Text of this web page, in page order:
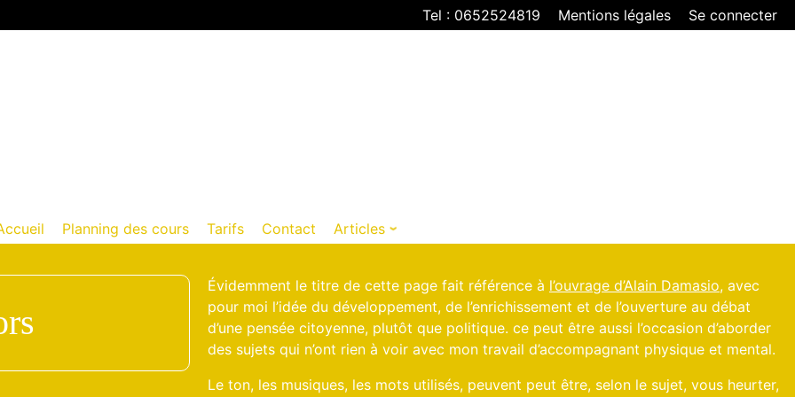
Tel : 0652524819 Mentions légales Se connecter
Planning des cours Tarifs Contact Articles
Évidemment le titre de cette page fait référence à l’ouvrage d’Alain Damasio, avec
pour moi l’idée du développement, de l’enrichissement et de l’ouverture au débat
d’une pensée citoyenne, plutôt que politique. ce peut être aussi l’occasion d’aborder
des sujets qui n’ont rien à voir avec mon travail d’accompagnant physique et mental.
Le ton, les musiques, les mots utilisés, peuvent peut être, selon le sujet, vous heurter,